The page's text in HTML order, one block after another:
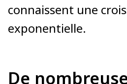
connaissent une
exponentielle.
De